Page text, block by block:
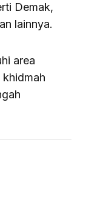
Demak,
lainnya.
area